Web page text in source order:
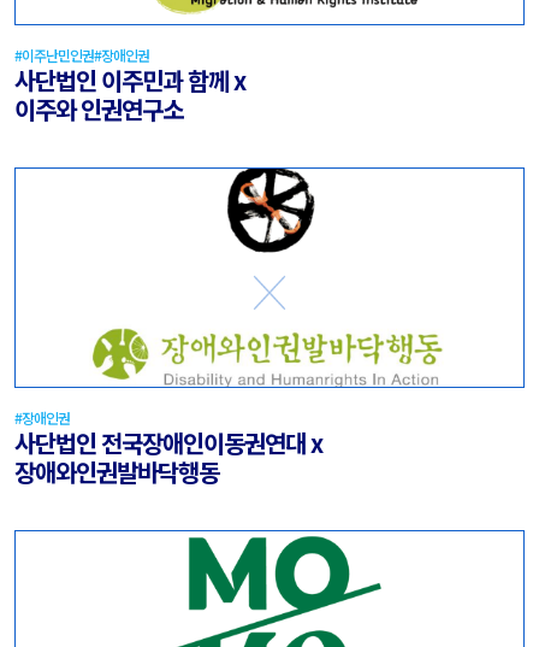
#이주난민인권#장애인권
사단법인 이주민과 함께 x
이주와 인권연구소
#장애인권
사단법인 전국장애인이동권연대 x
장애와인권발바닥행동